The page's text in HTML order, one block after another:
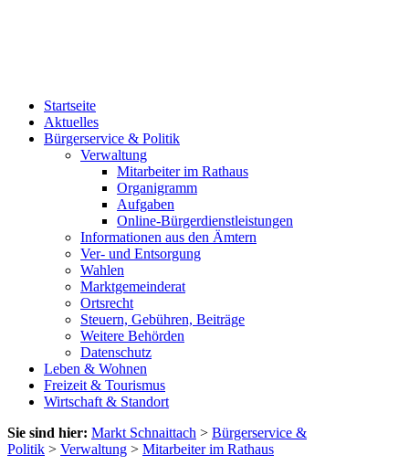
Startseite
Aktuelles
Bürgerservice & Politik
Verwaltung
Mitarbeiter im Rathaus
Organigramm
Aufgaben
Online-Bürgerdienstleistungen
Informationen aus den Ämtern
Ver- und Entsorgung
Wahlen
Marktgemeinderat
Ortsrecht
Steuern, Gebühren, Beiträge
Weitere Behörden
Datenschutz
Leben & Wohnen
Freizeit & Tourismus
Wirtschaft & Standort
Sie sind hier: Markt Schnaittach > Bürgerservice &
Politik > Verwaltung > Mitarbeiter im Rathaus